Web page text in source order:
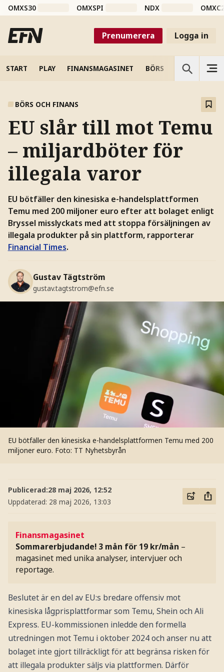
OMXS30 OMXSPI NDX
Prenumerera Logga in
START PLAY FINANSMAGASINET BÖRS VETENSKAP
BÖRS OCH FINANS
EU slår till mot Temu
– miljardböter för
illegala varor
EU bötfäller den kinesiska e-handelsplattformen
Temu med 200 miljoner euro efter att bolaget enligt
Bryssel misslyckats med att stoppa försäljningen av
illegala produkter på sin plattform, rapporterar
Financial Times.
Gustav Tägtström
gustav.tagtstrom@efn.se
EU bötfäller den kinesiska e-handelsplattformen Temu med 200
miljoner euro. Foto: TT Nyhetsbyrån
Publicerad:28 maj 2026, 12:52
Uppdaterad: 28 maj 2026, 13:03
Finansmagasinet
Sommarerbjudande! 3 mån för 19 kr/mån –
magasinet med unika analyser, intervjuer och
reportage.
Beslutet är en del av EU:s bredare offensiv mot
kinesiska lågprisplattformar som Temu, Shein och Ali
Express. EU-kommissionen inledde den formella
utredningen mot Temu i oktober 2024 och anser nu att
bolaget inte gjort tillräckligt för att begränsa risken för
att illegala produkter säljs via plattformen. Därför